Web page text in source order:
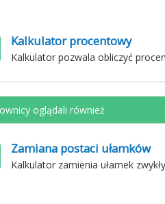
Kalkulator procentowy
Kalkulator pozwala obliczyć
oglądali również
Zamiana postaci ułamków
Kalkulator zamienia ułamek